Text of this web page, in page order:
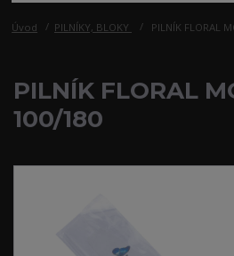
Úvod PILNÍKY, BLOKY PILNÍK FLORAL
PILNÍK FLORAL
100/180